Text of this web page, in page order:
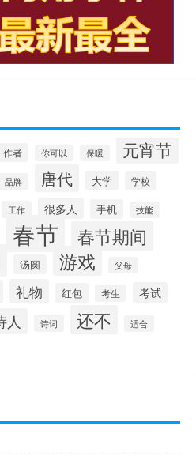
作者 你可以 保暖 元宵节
品牌 唐代 大学 学校
工作 很多人 手机 技能
春节 春节期间
汤圆 游戏 父母
礼物 红包 考生 考试
人 诗词 还不 适合